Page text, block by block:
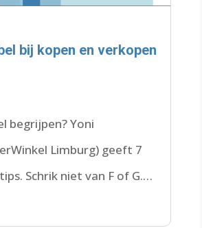
bij kopen en verkopen
begrijpen? Yoni
Limburg) geeft 7
Schrik niet van F of G.
Lees hier verder.